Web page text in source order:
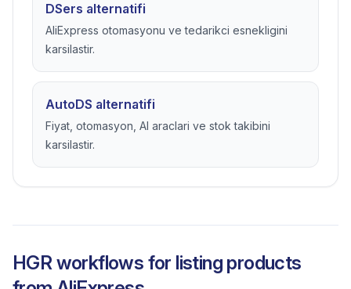
DSers alternatifi
AliExpress otomasyonu ve tedarikci esnekligini
karsilastir.
AutoDS alternatifi
Fiyat, otomasyon, AI araclari ve stok takibini
karsilastir.
HGR workflows for listing products